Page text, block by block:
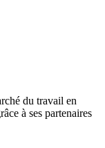
du travail en
à ses partenaires